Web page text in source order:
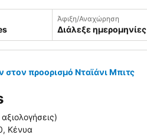
Άφιξη/Αναχώρηση
Διάλεξε ημερομηνίες
προορισμό Νταϊάνι Μπιτς
)
Κένυα